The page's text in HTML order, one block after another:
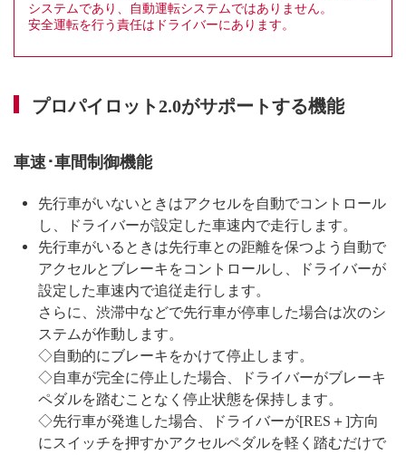
システムであり、自動運転システムではありません。
安全運転を行う責任はドライバーにあります。
プロパイロット2.0がサポートする機能
車速･車間制御機能
先行車がいないときはアクセルを自動でコントロール
し、ドライバーが設定した車速内で走行します。
先行車がいるときは先行車との距離を保つよう自動で
アクセルとブレーキをコントロールし、ドライバーが
設定した車速内で追従走行します。
さらに、渋滞中などで先行車が停車した場合は次のシ
ステムが作動します。
◇自動的にブレーキをかけて停止します。
◇自車が完全に停止した場合、ドライバーがブレーキ
ペダルを踏むことなく停止状態を保持します。
◇先行車が発進した場合、ドライバーが[RES＋]方向
にスイッチを押すかアクセルペダルを軽く踏むだけで